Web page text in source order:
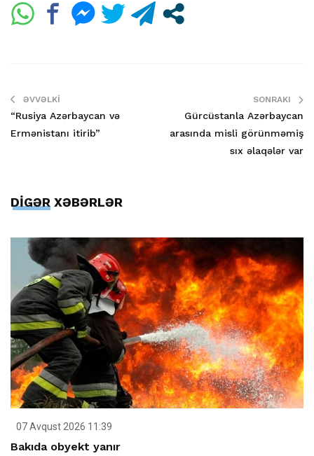
ƏVVƏLKI
“Rusiya Azərbaycan və
Ermənistanı itirib”
SONRAKI
Gürcüstanla Azərbaycan
arasında misli görünməmiş
sıx əlaqələr var
DİGƏR XƏBƏRLƏR
07 Avqust 2026 11:39
Bakıda obyekt yanır